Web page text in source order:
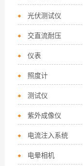
光伏测试仪
交直流耐压
仪表
照度计
测试仪
紫外成像仪
电流注入系统
电晕相机